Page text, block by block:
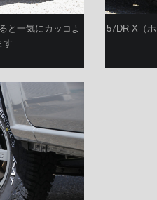
と一気にカッコよ
す
57DR-X（